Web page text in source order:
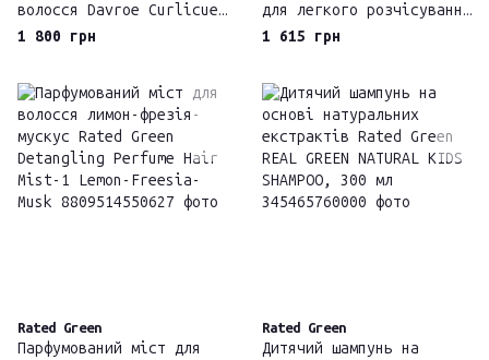
волосся Davroe Curlicue
Curl Balm
1 800 грн
для легкого розчісування
Tame Lemongrass
1 615 грн
Rated Green
Парфумований міст для
Rated Green
Дитячий шампунь на